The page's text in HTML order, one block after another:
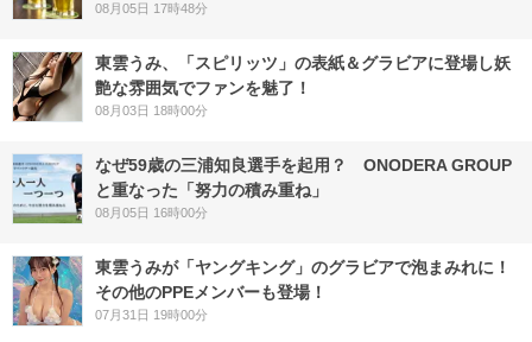
08月05日 17時48分
東雲うみ、「スピリッツ」の表紙＆グラビアに登場し妖
艶な雰囲気でファンを魅了！
08月03日 18時00分
なぜ59歳の三浦知良選手を起用？ ONODERA GROUP
と重なった「努力の積み重ね」
08月05日 16時00分
東雲うみが「ヤングキング」のグラビアで泡まみれに！
その他のPPEメンバーも登場！
07月31日 19時00分